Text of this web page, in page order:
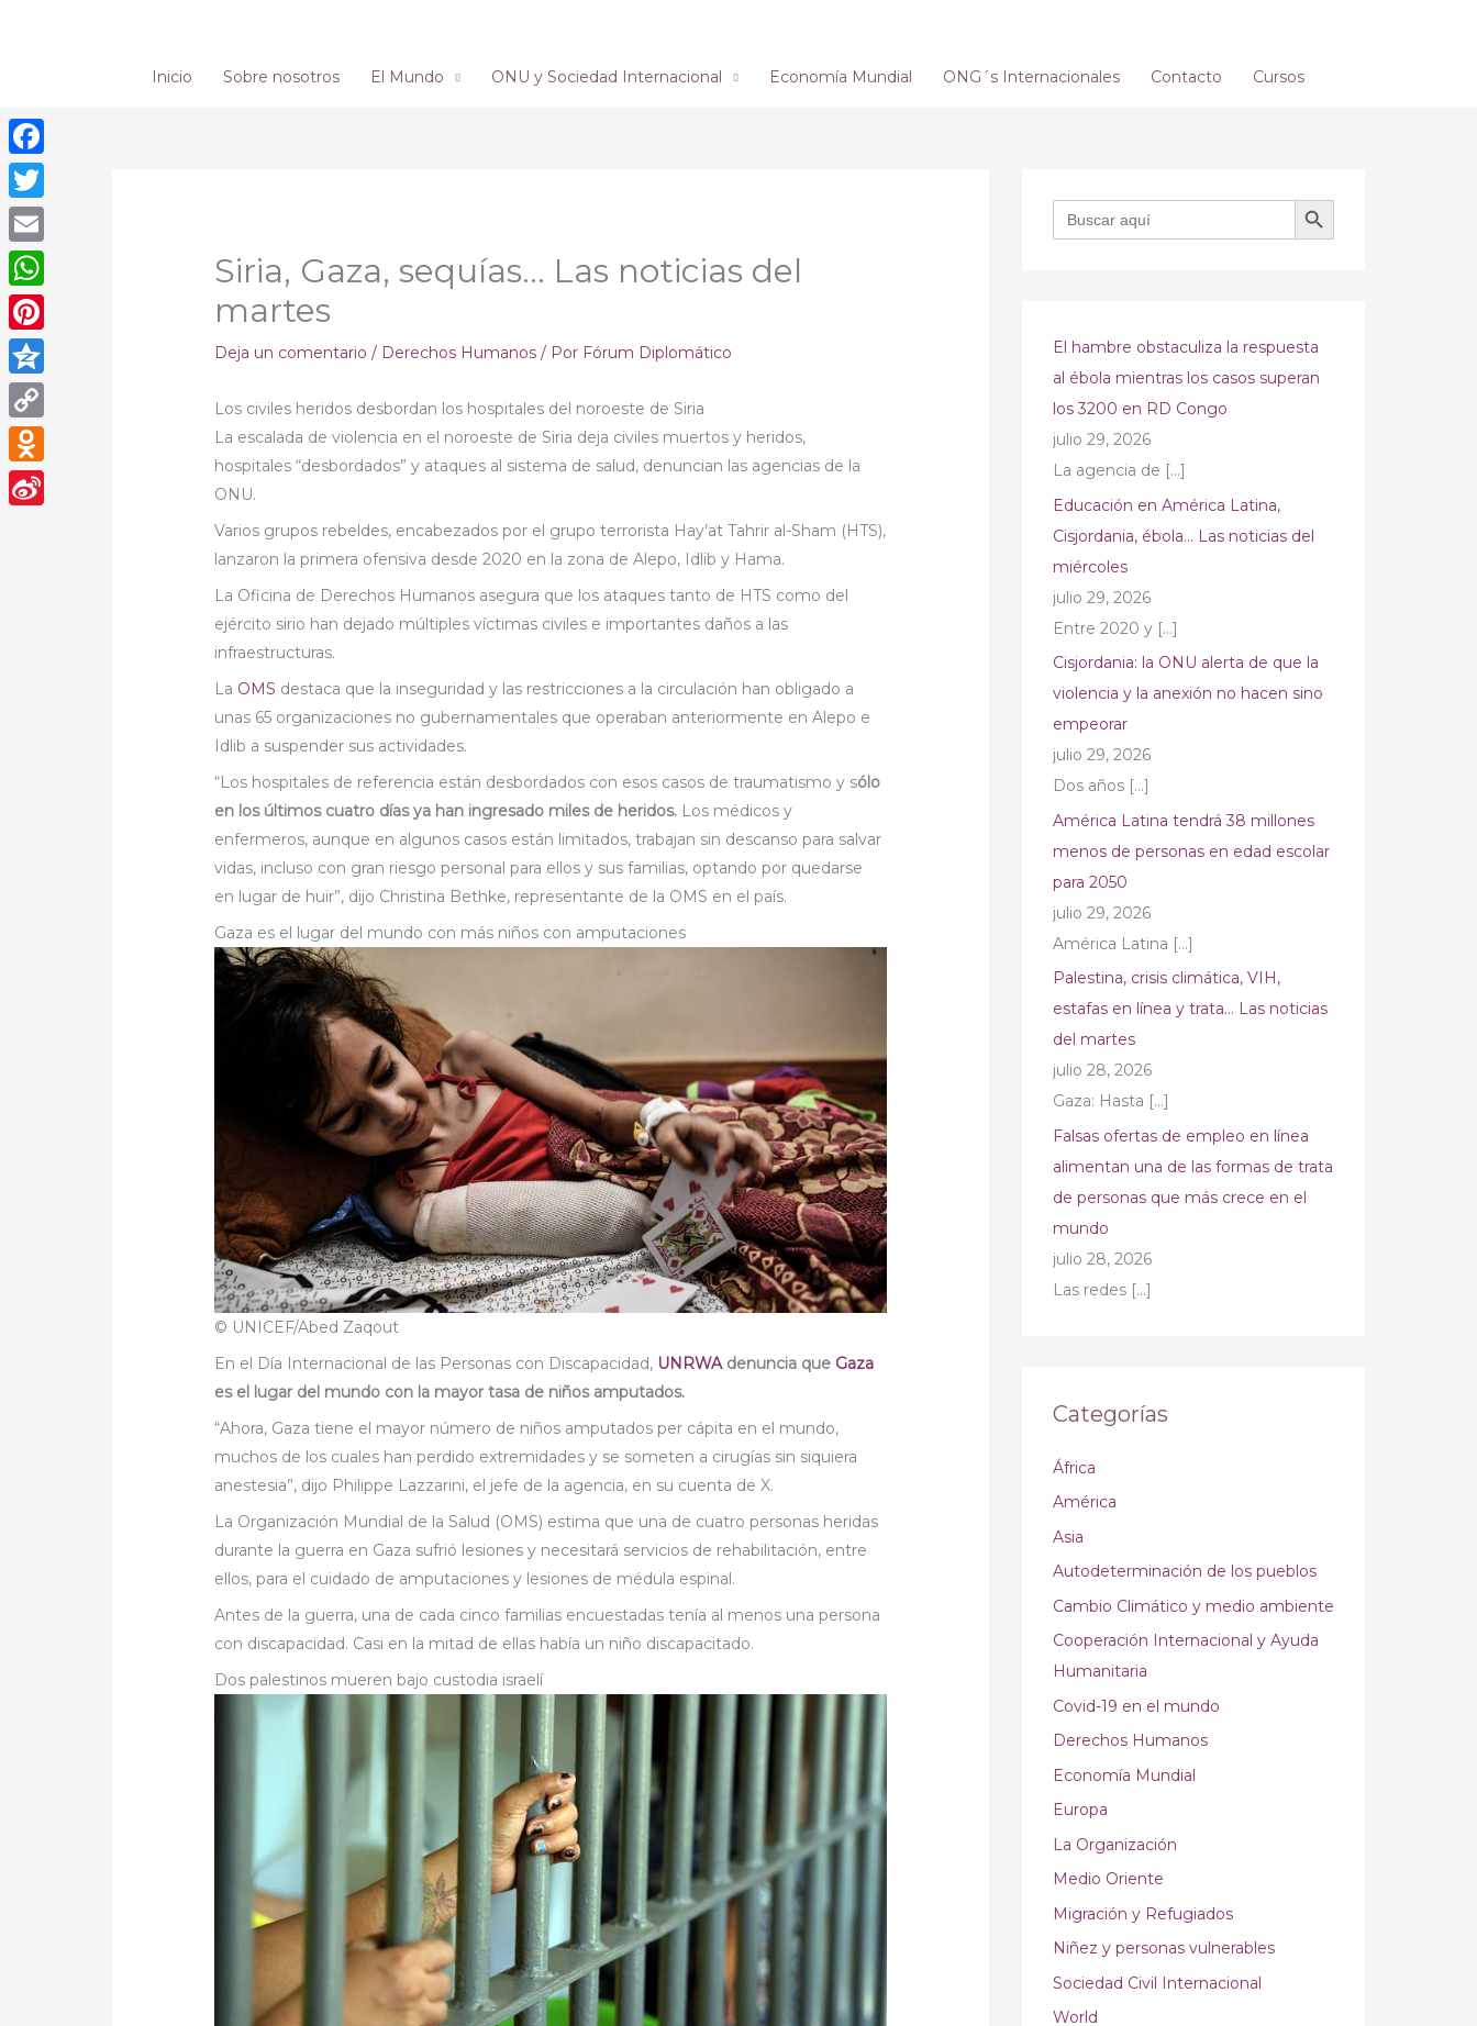
Inicio Sobre nosotros El Mundo ONU y Sociedad Internacional Economía Mundial ONG´s Internacionales Contacto Cursos
Siria, Gaza, sequías… Las noticias del
martes
Deja un comentario / Derechos Humanos / Por Fórum Diplomático
Los civiles heridos desbordan los hospitales del noroeste de Siria
La escalada de violencia en el noroeste de Siria deja civiles muertos y heridos,
hospitales “desbordados” y ataques al sistema de salud, denuncian las agencias de la
ONU.
Varios grupos rebeldes, encabezados por el grupo terrorista Hay’at Tahrir al-Sham (HTS),
lanzaron la primera ofensiva desde 2020 en la zona de Alepo, Idlib y Hama.
La Oficina de Derechos Humanos asegura que los ataques tanto de HTS como del
ejército sirio han dejado múltiples víctimas civiles e importantes daños a las
infraestructuras.
La OMS destaca que la inseguridad y las restricciones a la circulación han obligado a
unas 65 organizaciones no gubernamentales que operaban anteriormente en Alepo e
Idlib a suspender sus actividades.
“Los hospitales de referencia están desbordados con esos casos de traumatismo y sólo
en los últimos cuatro días ya han ingresado miles de heridos. Los médicos y
enfermeros, aunque en algunos casos están limitados, trabajan sin descanso para salvar
vidas, incluso con gran riesgo personal para ellos y sus familias, optando por quedarse
en lugar de huir”, dijo Christina Bethke, representante de la OMS en el país.
Gaza es el lugar del mundo con más niños con amputaciones
© UNICEF/Abed Zaqout
En el Día Internacional de las Personas con Discapacidad, UNRWAdenuncia que Gaza
es el lugar del mundo con la mayor tasa de niños amputados.
“Ahora, Gaza tiene el mayor número de niños amputados per cápita en el mundo,
muchos de los cuales han perdido extremidades y se someten a cirugías sin siquiera
anestesia”, dijo Philippe Lazzarini, el jefe de la agencia, en su cuenta de X.
La Organización Mundial de la Salud (OMS) estima que una de cuatro personas heridas
durante la guerra en Gaza sufrió lesiones y necesitará servicios de rehabilitación, entre
ellos, para el cuidado de amputaciones y lesiones de médula espinal.
Antes de la guerra, una de cada cinco familias encuestadas tenía al menos una persona
con discapacidad. Casi en la mitad de ellas había un niño discapacitado.
Dos palestinos mueren bajo custodia israelí
Buscar: BOTÓN DE BÚSQUEDA
El hambre obstaculiza la respuesta
al ébola mientras los casos superan
los 3200 en RD Congo
julio 29, 2026
La agencia de […]
Educación en América Latina,
Cisjordania, ébola… Las noticias del
miércoles
julio 29, 2026
Entre 2020 y […]
Cisjordania: la ONU alerta de que la
violencia y la anexión no hacen sino
empeorar
julio 29, 2026
Dos años […]
América Latina tendrá 38 millones
menos de personas en edad escolar
para 2050
julio 29, 2026
América Latina […]
Palestina, crisis climática, VIH,
estafas en línea y trata… Las noticias
del martes
julio 28, 2026
Gaza: Hasta […]
Falsas ofertas de empleo en línea
alimentan una de las formas de trata
de personas que más crece en el
mundo
julio 28, 2026
Las redes […]
Categorías
África
América
Asia
Autodeterminación de los pueblos
Cambio Climático y medio ambiente
Cooperación Internacional y Ayuda
Humanitaria
Covid-19 en el mundo
Derechos Humanos
Economía Mundial
Europa
La Organización
Medio Oriente
Migración y Refugiados
Niñez y personas vulnerables
Sociedad Civil Internacional
World
Facebook
Twitter
Email
WhatsApp
Pinterest
Qzone
Copy
Link
Odnoklassniki